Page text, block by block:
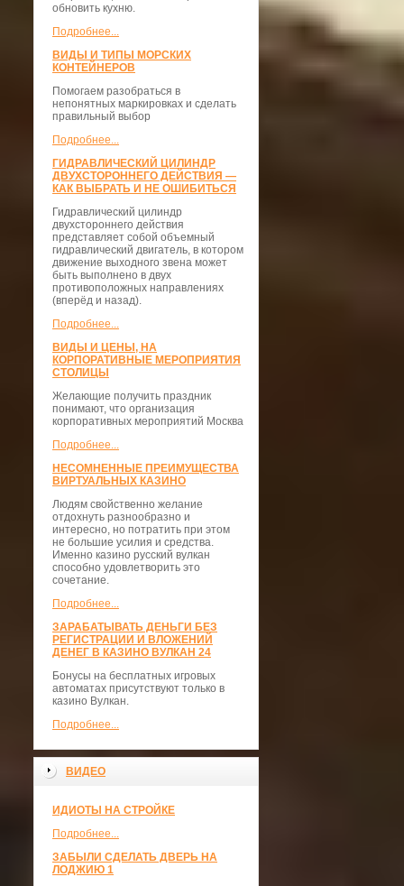
обновить кухню.
Подробнее...
ВИДЫ И ТИПЫ МОРСКИХ
КОНТЕЙНЕРОВ
Помогаем разобраться в
непонятных маркировках и сделать
правильный выбор
Подробнее...
ГИДРАВЛИЧЕСКИЙ ЦИЛИНДР
ДВУХСТОРОННЕГО ДЕЙСТВИЯ —
КАК ВЫБРАТЬ И НЕ ОШИБИТЬСЯ
Гидравлический цилиндр
двухстороннего действия
представляет собой объемный
гидравлический двигатель, в котором
движение выходного звена может
быть выполнено в двух
противоположных направлениях
(вперёд и назад).
Подробнее...
ВИДЫ И ЦЕНЫ, НА
КОРПОРАТИВНЫЕ МЕРОПРИЯТИЯ
СТОЛИЦЫ
Желающие получить праздник
понимают, что организация
корпоративных мероприятий Москва
Подробнее...
НЕСОМНЕННЫЕ ПРЕИМУЩЕСТВА
ВИРТУАЛЬНЫХ КАЗИНО
Людям свойственно желание
отдохнуть разнообразно и
интересно, но потратить при этом
не большие усилия и средства.
Именно казино русский вулкан
способно удовлетворить это
сочетание.
Подробнее...
ЗАРАБАТЫВАТЬ ДЕНЬГИ БЕЗ
РЕГИСТРАЦИИ И ВЛОЖЕНИЙ
ДЕНЕГ В КАЗИНО ВУЛКАН 24
Бонусы на бесплатных игровых
автоматах присутствуют только в
казино Вулкан.
Подробнее...
ВИДЕО
ИДИОТЫ НА СТРОЙКЕ
Подробнее...
ЗАБЫЛИ СДЕЛАТЬ ДВЕРЬ НА
ЛОДЖИЮ 1